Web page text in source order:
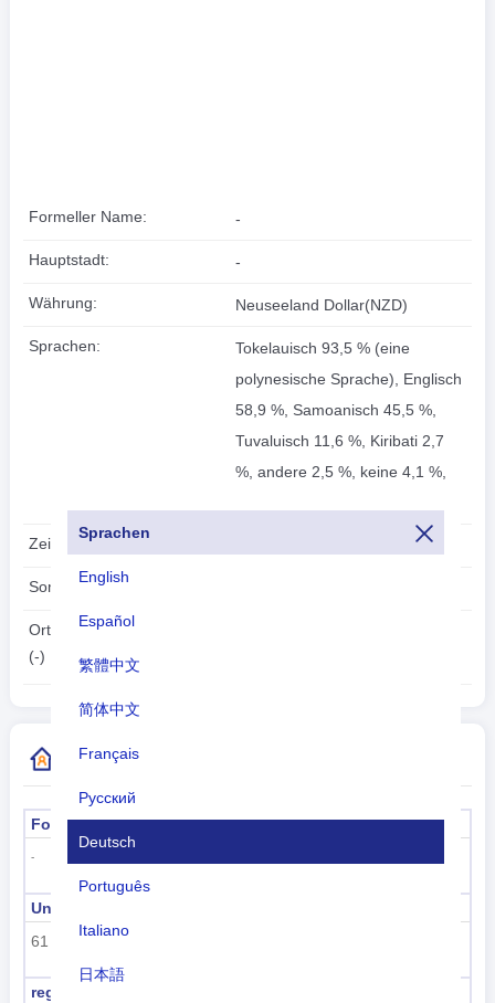
Sprachen
English
Español
繁體中文
简体中文
Français
Русский
Deutsch
Português
Italiano
日本語
Formeller Name: -
Hauptstadt: -
Währung: Neuseeland Dollar(NZD)
Sprachen:
Tokelauisch 93,5 % (eine
polynesische Sprache), Englisch
58,9 %, Samoanisch 45,5 %,
Tuvaluisch 11,6 %, Kiribati 2,7
%, andere 2,5 %, keine 4,1 %,
Zeitzone:
Sommerzeit:
Ortszeit:
(-)
Weitere Informationen zum Ländercode
Formeller Name
-
Hauptstadt
Unterregionscode
61
regioncode